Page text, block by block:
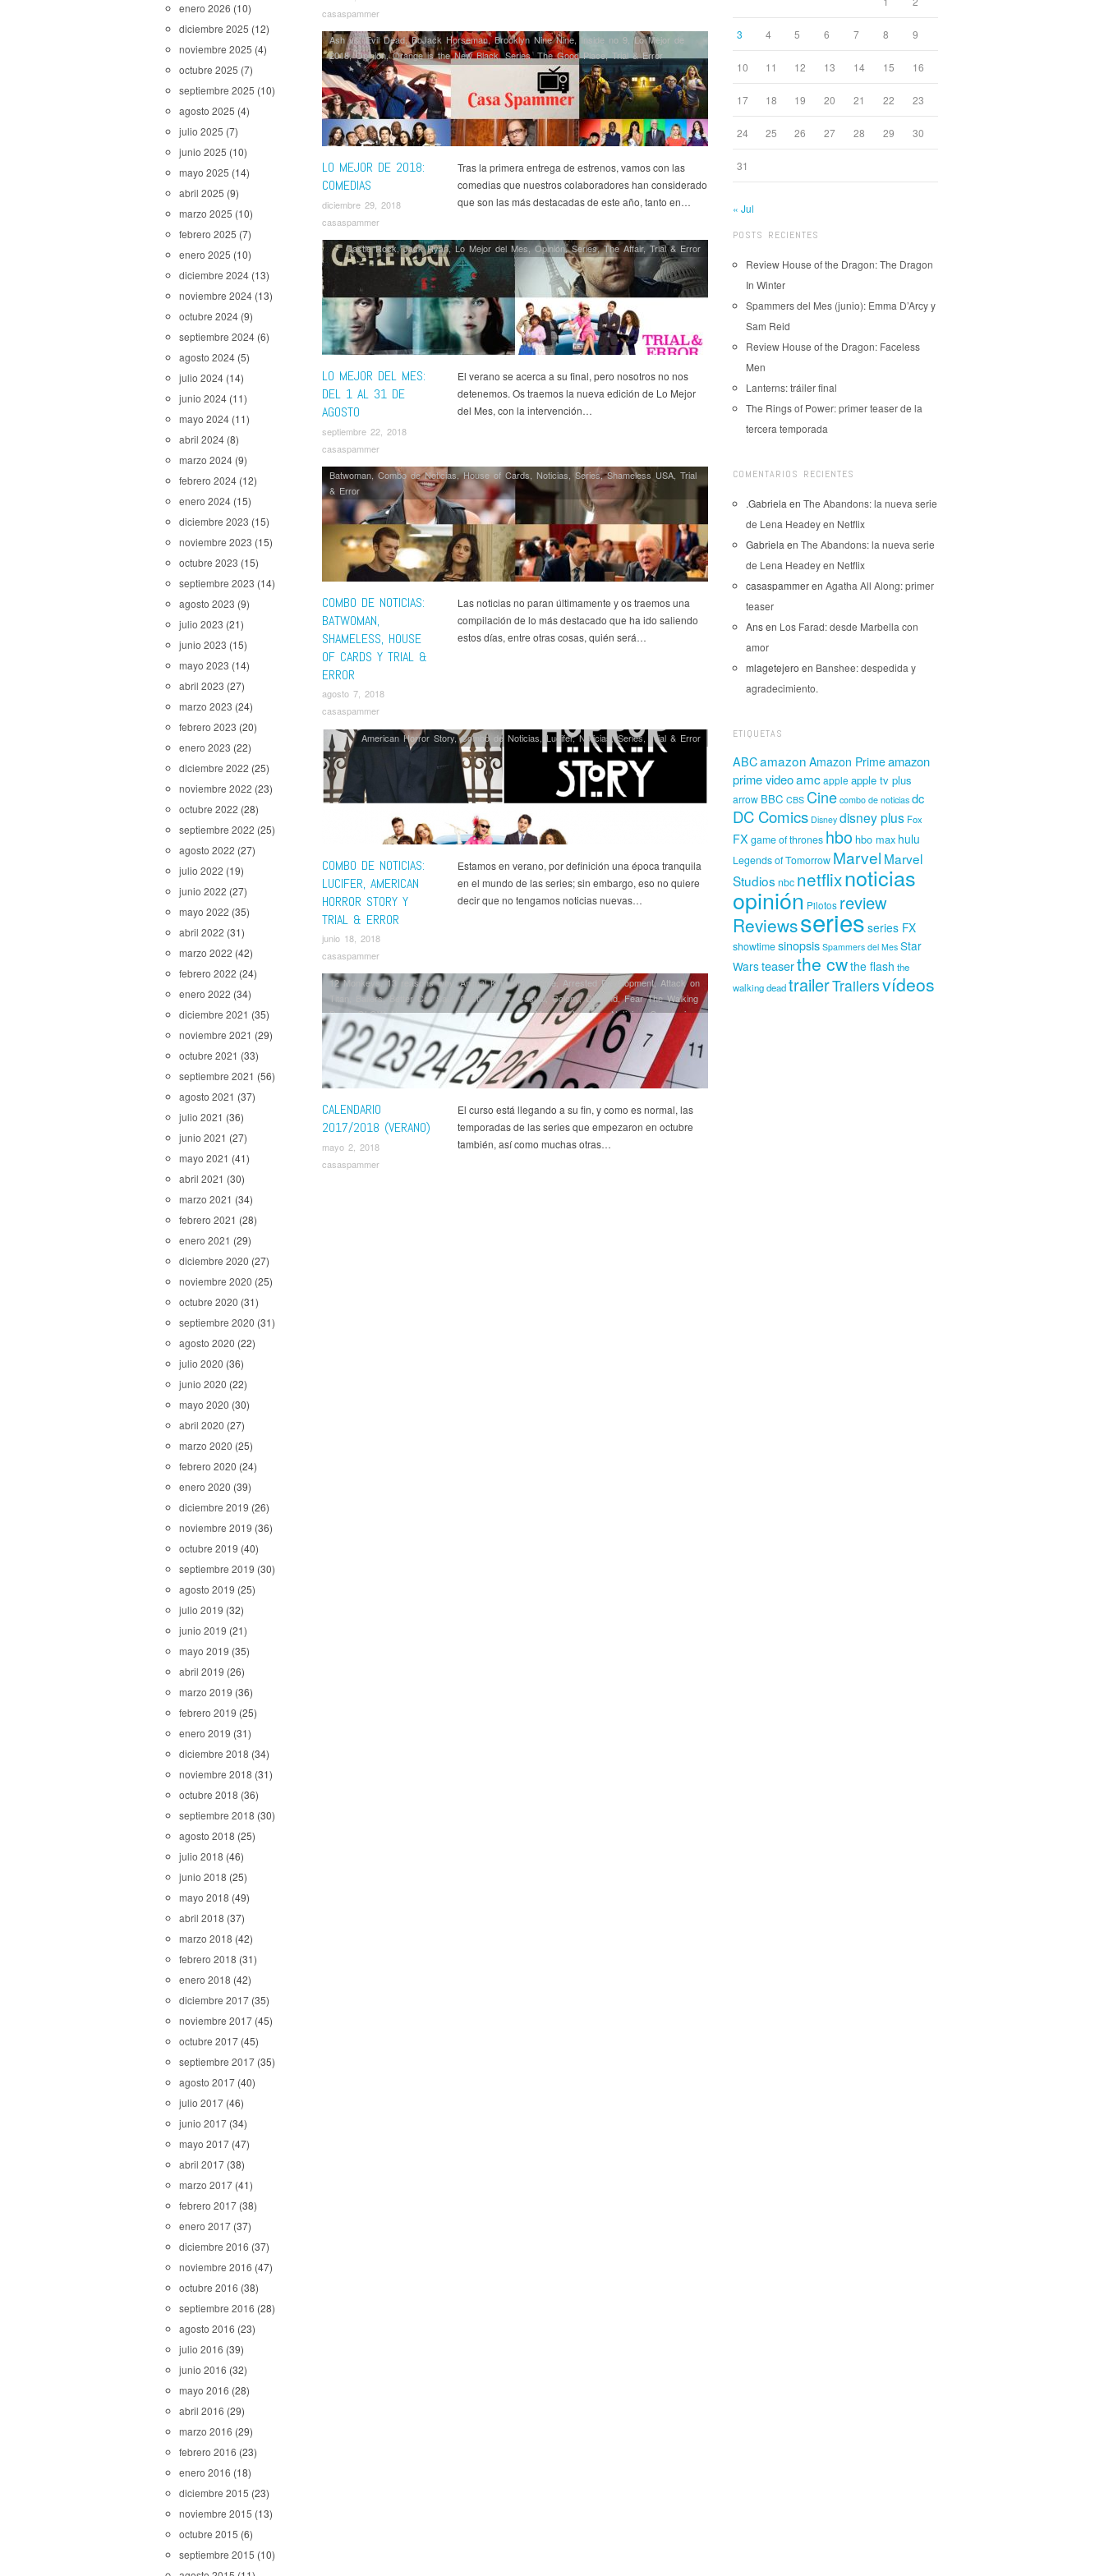
enero 2026 (10)
diciembre 2025 (12)
noviembre 2025 (4)
octubre 2025 (7)
septiembre 2025 (10)
agosto 2025 (4)
julio 2025 (7)
junio 2025 (10)
mayo 2025 (14)
abril 2025 (9)
marzo 2025 (10)
febrero 2025 (7)
enero 2025 (10)
diciembre 2024 (13)
noviembre 2024 (13)
octubre 2024 (9)
septiembre 2024 (6)
agosto 2024 (5)
julio 2024 (14)
junio 2024 (11)
mayo 2024 (11)
abril 2024 (8)
marzo 2024 (9)
febrero 2024 (12)
enero 2024 (15)
diciembre 2023 (15)
noviembre 2023 (15)
octubre 2023 (15)
septiembre 2023 (14)
agosto 2023 (9)
julio 2023 (21)
junio 2023 (15)
mayo 2023 (14)
abril 2023 (27)
marzo 2023 (24)
febrero 2023 (20)
enero 2023 (22)
diciembre 2022 (25)
noviembre 2022 (23)
octubre 2022 (28)
septiembre 2022 (25)
agosto 2022 (27)
julio 2022 (19)
junio 2022 (27)
mayo 2022 (35)
abril 2022 (31)
marzo 2022 (42)
febrero 2022 (24)
enero 2022 (34)
diciembre 2021 (35)
noviembre 2021 (29)
octubre 2021 (33)
septiembre 2021 (56)
agosto 2021 (37)
julio 2021 (36)
junio 2021 (27)
mayo 2021 (41)
abril 2021 (30)
marzo 2021 (34)
febrero 2021 (28)
enero 2021 (29)
diciembre 2020 (27)
noviembre 2020 (25)
octubre 2020 (31)
septiembre 2020 (31)
agosto 2020 (22)
julio 2020 (36)
junio 2020 (22)
mayo 2020 (30)
abril 2020 (27)
marzo 2020 (25)
febrero 2020 (24)
enero 2020 (39)
diciembre 2019 (26)
noviembre 2019 (36)
octubre 2019 (40)
septiembre 2019 (30)
agosto 2019 (25)
julio 2019 (32)
junio 2019 (21)
mayo 2019 (35)
abril 2019 (26)
marzo 2019 (36)
febrero 2019 (25)
enero 2019 (31)
diciembre 2018 (34)
noviembre 2018 (31)
octubre 2018 (36)
septiembre 2018 (30)
agosto 2018 (25)
julio 2018 (46)
junio 2018 (25)
mayo 2018 (49)
abril 2018 (37)
marzo 2018 (42)
febrero 2018 (31)
enero 2018 (42)
diciembre 2017 (35)
noviembre 2017 (45)
octubre 2017 (45)
septiembre 2017 (35)
agosto 2017 (40)
julio 2017 (46)
junio 2017 (34)
mayo 2017 (47)
abril 2017 (38)
marzo 2017 (41)
febrero 2017 (38)
enero 2017 (37)
diciembre 2016 (37)
noviembre 2016 (47)
octubre 2016 (38)
septiembre 2016 (28)
agosto 2016 (23)
julio 2016 (39)
junio 2016 (32)
mayo 2016 (28)
abril 2016 (29)
marzo 2016 (29)
febrero 2016 (23)
enero 2016 (18)
diciembre 2015 (23)
noviembre 2015 (13)
octubre 2015 (6)
septiembre 2015 (10)
casaspammer
LO MEJOR DE 2018:
COMEDIAS
diciembre 29, 2018
casaspammer
Ash vs. Evil Dead,BoJack Horseman,Brooklyn Nine Nine,Inside no 9,Lo Mejor de
2018,Opinión,Orange is the New Black,Series,The Good Place,Trial & Error
Tras la primera entrega de estrenos, vamos con las
comedias que nuestros colaboradores han considerado
que son las más destacadas de este año, tanto en…
LO MEJOR DEL MES:
DEL 1 AL 31 DE
AGOSTO
septiembre 22, 2018
casaspammer
Castle Rock,Jack Ryan,Lo Mejor del Mes,Opinión,Series,The Affair,Trial & Error
El verano se acerca a su final, pero nosotros no nos
detenemos. Os traemos la nueva edición de Lo Mejor
del Mes, con la intervención…
COMBO DE NOTICIAS:
BATWOMAN,
SHAMELESS, HOUSE
OF CARDS Y TRIAL &
ERROR
agosto 7, 2018
casaspammer
Batwoman,Combo de Noticias,House of Cards Noticias Series,Shameless USA, Trial
& Error
Las noticias no paran últimamente y os traemos una
compilación de lo más destacado que ha ido saliendo
estos días, entre otras cosas, quién será…
COMBO DE NOTICIAS:
LUCIFER, AMERICAN
HORROR STORY Y
TRIAL & ERROR
junio 18, 2018
casaspammer
American Horror Story,Combo de Noticias, Lucifer,Noticias ,Series, Trial & Error
Estamos en verano, por definición una época tranquila
en el mundo de las series; sin embargo, eso no quiere
decir que no tengamos noticias nuevas…
CALENDARIO
2017/2018 (VERANO)
mayo 2, 2018
casaspammer
12 Monkeys,13 reasons why,Animal Kingdom Anime, Arrested Development, Attack on
Titan
Ballers,Better Call Saul ,Castle Rock, Casual, Colony,Dietland,Fear The Walking
Dead,GLOW,Humans,Jack Ryan,Luke Cage,Marvel,Nashville,Noticias,Orange is
the New Black,Ozark,Paquita Salas Preacher, Sense8 ,Series, Sharp Objects
Shooter,Six ,Snowfall Succession,Suits The Affair ,The Sinner Trial & Error
Unbreakable Kimmy Schmidt
El curso está llegando a su fin, y como es normal, las
temporadas de las series que empezaron en octubre
también, así como muchas otras…
3 4 5 6 7 8 9
10 11 12 13 14 15 16
17 18 19 20 21 22 23
24 25 26 27 28 29 30
31
« Jul
POSTS RECIENTES
Review House of the Dragon: The Dragon
In Winter
Spammers del Mes (junio): Emma D’Arcy y
Sam Reid
Review House of the Dragon: Faceless
Men
Lanterns: tráiler final
The Rings of Power: primer teaser de la
tercera temporada
COMENTARIOS RECIENTES
.Gabriela en The Abandons: la nueva serie
de Lena Headey en Netflix
Gabriela en The Abandons: la nueva serie
de Lena Headey en Netflix
casaspammeren Agatha All Along: primer
teaser
Ansen Los Farad: desde Marbella con
amor
mlagetejero en Banshee: despedida y
agradecimiento.
ETIQUETAS
ABCamazon Amazon Primeamazon
prime videoamcapple apple tv plus
arrow BBC CBS Cine combo de noticias dc
DC Comics Disney disney plus Fox
FX game of thrones hbo hbo max hulu
Legends of Tomorrow Marvel Marvel
Studios nbc netflixnoticias
opinión Pilotos review
Reviewsseries series FX
showtimesinopsis Spammers del Mes Star
Warsteaserthe cwthe flash the
walking deadtrailerTrailersvídeos